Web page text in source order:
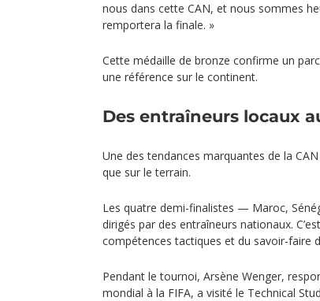
nous dans cette CAN, et nous sommes
remportera la finale. »
Cette médaille de bronze confirme un
une référence sur le continent.
Des entraîneurs locaux
Une des tendances marquantes de la
que sur le terrain.
Les quatre demi-finalistes — Maroc,
dirigés par des entraîneurs nationaux.
compétences tactiques et du savoir-faire
Pendant le tournoi, Arsène Wenger,
mondial à la FIFA, a visité le Technical